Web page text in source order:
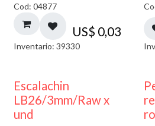
Cod: 04877
US$ 0,03
Inventario: 39330
Escalachin
LB26/3mm/Raw x
und